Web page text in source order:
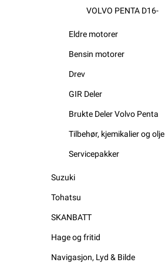
VOLVO PENTA D16-
Eldre motorer
Bensin motorer
Drev
GIR Deler
Brukte Deler Volvo Penta
Tilbehør, kjemikalier og olje
Servicepakker
Suzuki
Tohatsu
SKANBATT
Hage og fritid
Navigasjon, Lyd & Bilde